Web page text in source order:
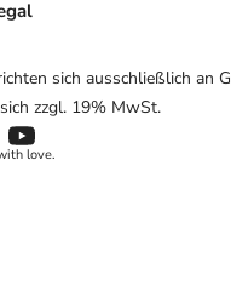
sich ausschließlich an
zzgl. 19% MwSt.
love.